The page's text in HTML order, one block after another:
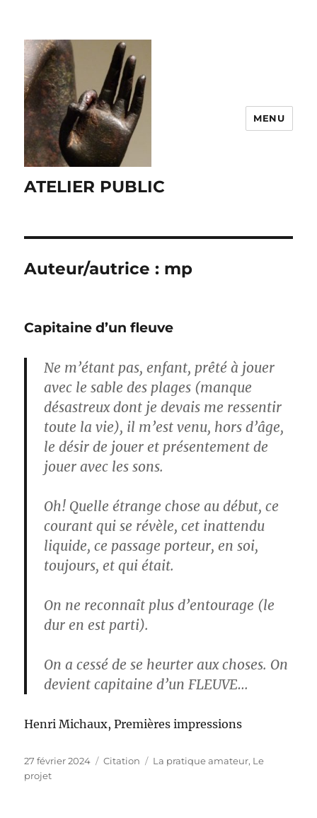
ATELIER PUBLIC
MENU
Auteur/autrice : mp
Capitaine d’un fleuve
Ne m’étant pas, enfant, prêté à jouer
avec le sable des plages (manque
désastreux dont je devais me ressentir
toute la vie), il m’est venu, hors d’âge,
le désir de jouer et présentement de
jouer avec les sons.
Oh! Quelle étrange chose au début, ce
courant qui se révèle, cet inattendu
liquide, ce passage porteur, en soi,
toujours, et qui était.
On ne reconnaît plus d’entourage (le
dur en est parti).
On a cessé de se heurter aux choses. On
devient capitaine d’un FLEUVE…
Henri Michaux, Premières impressions
Publié
le
27 février 2024 Format
Citation Catégories
La pratique amateur, Le
projet